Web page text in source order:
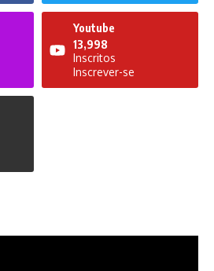
Youtube
13,998
Inscritos
Inscrever-se